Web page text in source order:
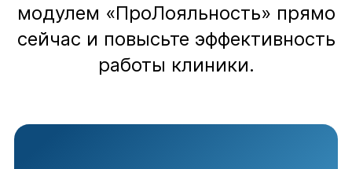
модулем «ПроЛояльность» прямо
сейчас и повысьте эффективность
работы клиники.